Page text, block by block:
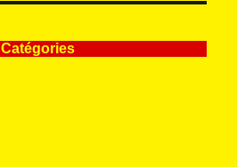
Catégories